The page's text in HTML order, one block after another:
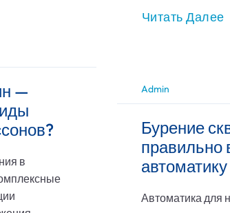
Читать Далее
—
в
Admin
Бурение
правильно
Автоматика для